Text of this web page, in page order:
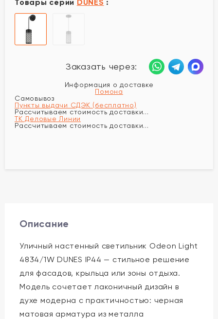
Товары серии DUNES :
Заказать через:
Информация о доставке
Помона
Самовывоз
Пункты выдачи СДЭК (бесплатно)
Рассчитываем стоимость доставки...
ТК Деловые Линии
Рассчитываем стоимость доставки...
Описание
Уличный настенный светильник Odeon Light
4834/1W DUNES IP44 — стильное решение
для фасадов, крыльца или зоны отдыха.
Модель сочетает лаконичный дизайн в
духе модерна с практичностью: черная
матовая арматура из металла